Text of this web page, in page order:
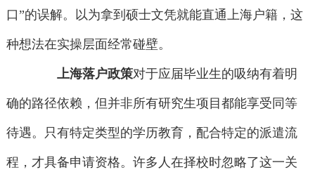
口”的误解。以为拿到硕士文凭就能直通上海户籍，这
种想法在实操层面经常碰壁。
上海落户政策对于应届毕业生的吸纳有着明
确的路径依赖，但并非所有研究生项目都能享受同等
待遇。只有特定类型的学历教育，配合特定的派遣流
程，才具备申请资格。许多人在择校时忽略了这一关